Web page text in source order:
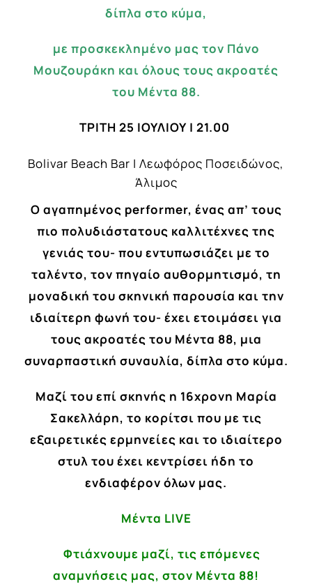
δίπλα στο κύμα,
με προσκεκλημένο μας τον Πάνο
Μουζουράκη και όλους τους ακροατές
του Μέντα 88.
ΤΡΙΤΗ 25 ΙΟΥΛΙΟΥ | 21.00
Bolivar Beach Bar | Λεωφόρος Ποσειδώνος,
Άλιμος
O αγαπημένος performer, ένας απ’ τους
πιο πολυδιάστατους καλλιτέχνες της
γενιάς του- που εντυπωσιάζει με το
ταλέντο, τον πηγαίο αυθορμητισμό, τη
μοναδική του σκηνική παρουσία και την
ιδιαίτερη φωνή του- έχει ετοιμάσει για
τους ακροατές του Μέντα 88, μια
συναρπαστική συναυλία, δίπλα στο κύμα.
Μαζί του επί σκηνής η 16χρονη Μαρία
Σακελλάρη, το κορίτσι που με τις
εξαιρετικές ερμηνείες και το ιδιαίτερο
στυλ του έχει κεντρίσει ήδη το
ενδιαφέρον όλων μας.
Μέντα LIVE
Φτιάχνουμε μαζί, τις επόμενες
αναμνήσεις μας, στον Μέντα 88!